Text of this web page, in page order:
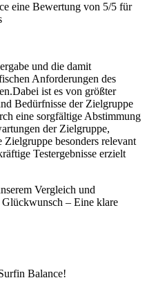
eine Bewertung von 5/5 für
und die damit
Anforderungen des
ist es von größter
Bedürfnisse der Zielgruppe
eine sorgfältige Abstimmung
der Zielgruppe,
besonders relevant
Testergebnisse erzielt
Vergleich und
– Eine klare
Balance!